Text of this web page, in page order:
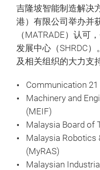
吉隆坡智能制造解决
港）有限公司举办并
（MATRADE）认可
发展中心（SHRDC
及相关组织的大力支
Communication 21
Machinery and
(MEIF)
Malaysia Board of
Malaysia Robotics
(MyRAS)
Malaysian